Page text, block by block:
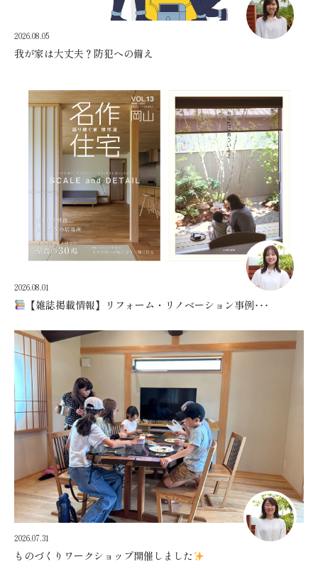
2026.08.05
我が家は大丈夫？防犯への備え
2026.08.01
【雑誌掲載情報】リフォーム・リノベーション事例･･･
2026.07.31
ものづくりワークショップ開催しました